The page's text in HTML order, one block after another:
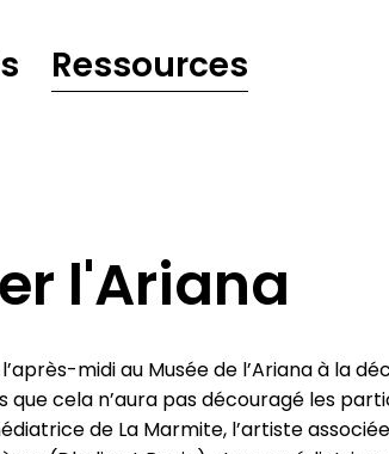
l'Ariana
midi au Musée de l’Ariana à la
que cela n’aura pas découragé les
de La Marmite, l’artiste
Ressources